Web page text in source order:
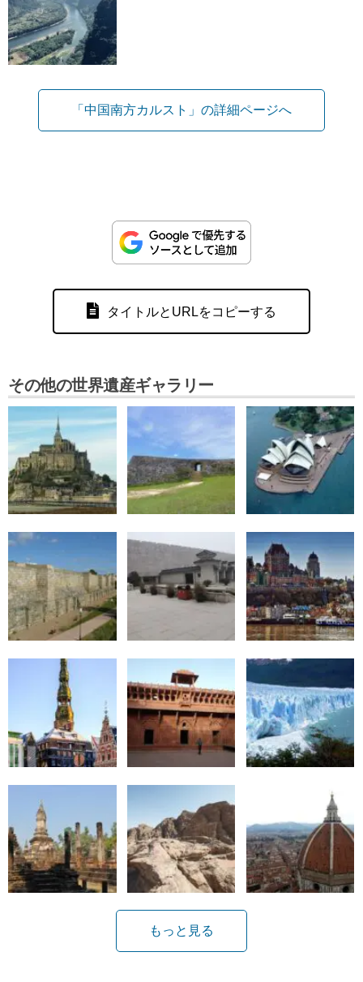
「中国南方カルスト」の詳細ページへ
タイトルとURLをコピーする
その他の世界遺産ギャラリー
もっと見る